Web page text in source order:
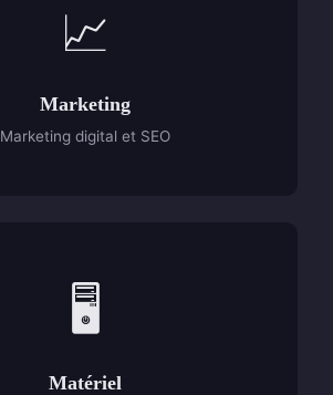
📈
Marketing
Marketing digital et SEO
🖥️
Matériel